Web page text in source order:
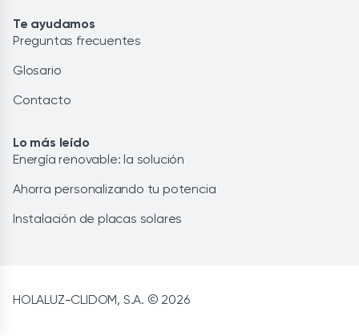
Te ayudamos
Preguntas frecuentes
Glosario
Contacto
Lo más leído
Energía renovable: la solución
Ahorra personalizando tu potencia
Instalación de placas solares
HOLALUZ-CLIDOM, S.A. © 2026